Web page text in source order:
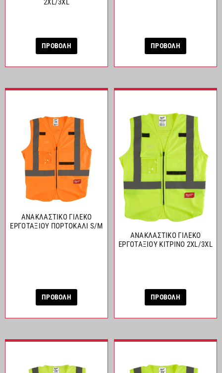
ΠΡΟΒΟΛΗ ΠΡΟΒΟΛΗ
ΑΝΑΚΛΑΣΤΙΚΟ ΓΙΛΕΚΟ
ΕΡΓΟΤΑΞΙΟΥ ΠΟΡΤΟΚΑΛΙ S/M
ΠΡΟΒΟΛΗ
ΑΝΑΚΛΑΣΤΙΚΟ ΓΙΛΕΚΟ
ΕΡΓΟΤΑΞΙΟΥ ΚΙΤΡΙΝΟ 2XL/3XL
ΠΡΟΒΟΛΗ